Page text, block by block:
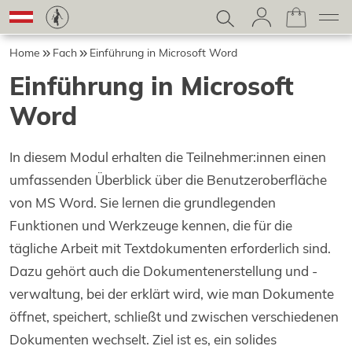
Home Fach Einführung in Microsoft Word
Einführung in Microsoft
Word
In diesem Modul erhalten die Teilnehmer:innen einen
umfassenden Überblick über die Benutzeroberfläche
von MS Word. Sie lernen die grundlegenden
Funktionen und Werkzeuge kennen, die für die
tägliche Arbeit mit Textdokumenten erforderlich sind.
Dazu gehört auch die Dokumentenerstellung und -
verwaltung, bei der erklärt wird, wie man Dokumente
öffnet, speichert, schließt und zwischen verschiedenen
Dokumenten wechselt. Ziel ist es, ein solides